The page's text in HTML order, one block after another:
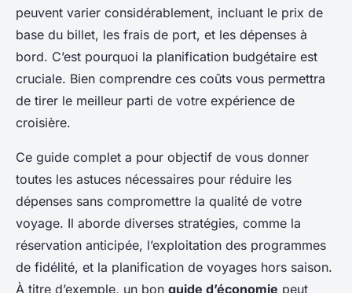
peuvent varier considérablement, incluant le prix de
base du billet, les frais de port, et les dépenses à
bord. C’est pourquoi la planification budgétaire est
cruciale. Bien comprendre ces coûts vous permettra
de tirer le meilleur parti de votre expérience de
croisière.
Ce guide complet a pour objectif de vous donner
toutes les astuces nécessaires pour réduire les
dépenses sans compromettre la qualité de votre
voyage. Il aborde diverses stratégies, comme la
réservation anticipée, l’exploitation des programmes
de fidélité, et la planification de voyages hors saison.
À titre d’exemple, un bon guide d’économie peut